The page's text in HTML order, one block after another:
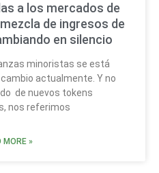
a los mercados de
de ingresos de
en silencio
minoristas se está
actualmente. Y no
de nuevos tokens
nos referimos
MORE »